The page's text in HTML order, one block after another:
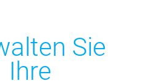
Sie
Ihre